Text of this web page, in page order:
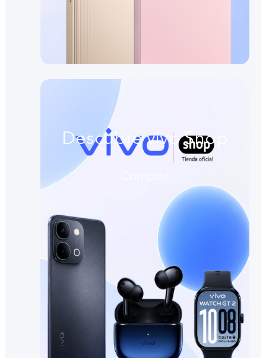
Descubre vivo Shop